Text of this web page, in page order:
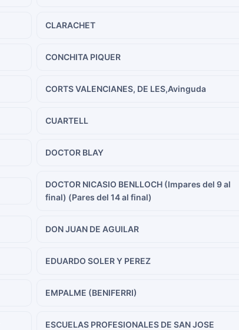
CLARACHET
CONCHITA PIQUER
CORTS VALENCIANES, DE LES,Avinguda
CUARTELL
DOCTOR BLAY
DOCTOR NICASIO BENLLOCH (Impares del 9 al
final) (Pares del 14 al final)
DON JUAN DE AGUILAR
EDUARDO SOLER Y PEREZ
EMPALME (BENIFERRI)
ESCUELAS PROFESIONALES DE SAN JOSE